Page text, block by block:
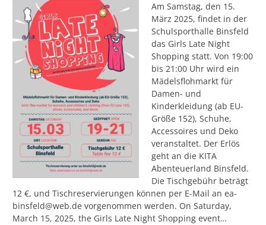
Am Samstag, den 15.
März 2025, findet in der
Schulsporthalle Binsfeld
das Girls Late Night
Shopping statt. Von 19:00
bis 21:00 Uhr wird ein
Mädelsflohmarkt für
Damen- und
Kinderkleidung (ab EU-
Größe 152), Schuhe,
Accessoires und Deko
veranstaltet. Der Erlös
geht an die KITA
Abenteuerland Binsfeld.
Die Tischgebühr beträgt
12 €, und Tischreservierungen können per E-Mail an ea-
binsfeld@web.de vorgenommen werden. On Saturday,
March 15, 2025, the Girls Late Night Shopping event…